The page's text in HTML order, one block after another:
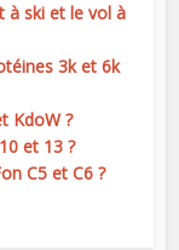
à ski et le vol à
3k et 6k
KdoW ?
et 13 ?
C5 et C6 ?